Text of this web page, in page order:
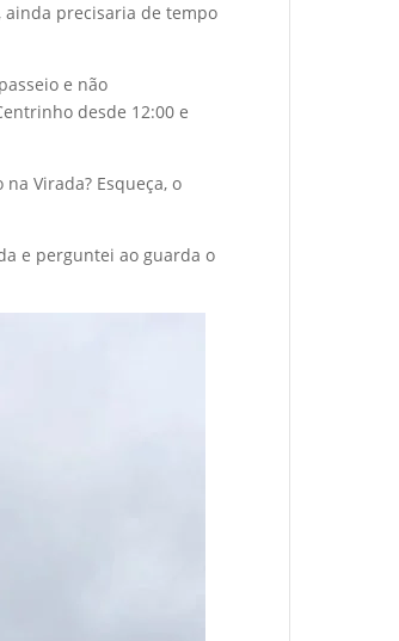
ainda precisaria de tempo
e não
desde 12:00 e
Virada? Esqueça, o
e perguntei ao guarda o